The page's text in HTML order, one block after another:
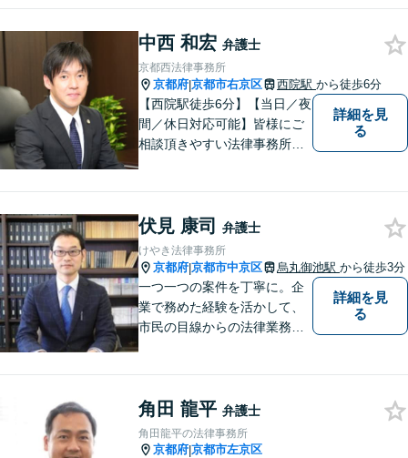
介できます。
中西 和宏 弁護士
京都西法律事務所
京都府|京都市右京区 西院駅 から徒歩6分
【西院駅徒歩6分】【当日／夜
間／休日対応可能】皆様にご
相談頂きやすい法律事務所を
応可能。【法テラス利用可】
ご相談者様に寄り添って対
応。お悩みの方はお気軽にご
相談ください。
詳細を見
る
伏見 康司 弁護士
けやき法律事務所
京都府|京都市中京区 烏丸御池駅 から徒歩3分
一つ一つの案件を丁寧に。企
業で務めた経験を活かして、
市民の目線からの法律業務を
詳細を見
る
角田 龍平 弁護士
角田龍平の法律事務所
京都府|京都市左京区